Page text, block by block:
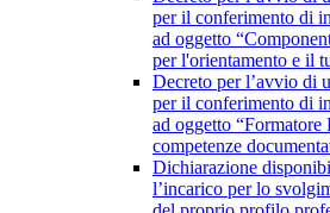
per il conferimento di
ad oggetto
per l'orientamento e il
Decreto per l’avvio di
per il conferimento di
ad oggetto “Formatore
competenze
Dichiarazione
l’incarico per lo